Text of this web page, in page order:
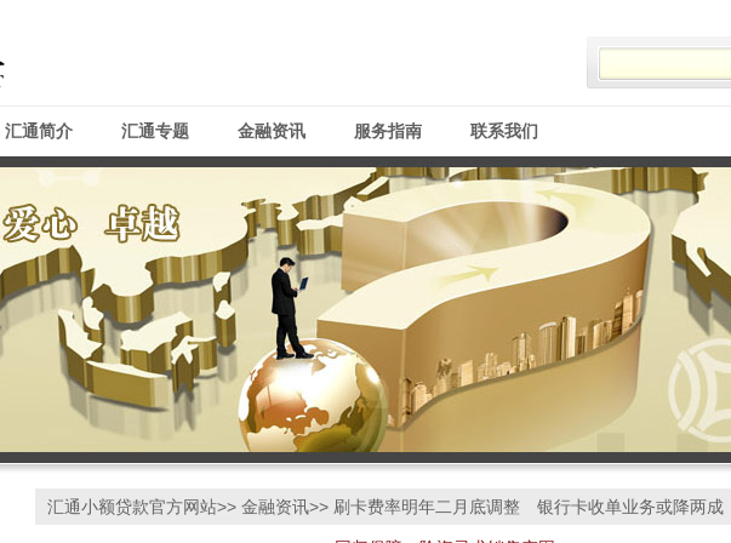
汇通简介 汇通专题 金融资讯 服务指南 联系我们
汇通小额贷款官方网站>> 金融资讯>> 刷卡费率明年二月底调整 银行卡收单业务或降两成